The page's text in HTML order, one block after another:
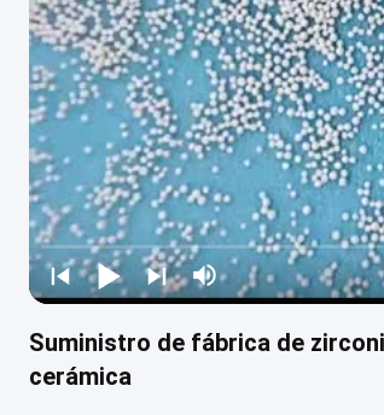
Suministro de fábrica de
cerámica